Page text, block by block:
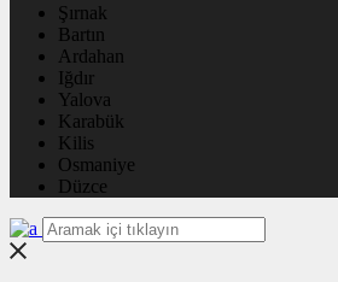
Şırnak
Bartın
Ardahan
Iğdır
Yalova
Karabük
Kilis
Osmaniye
Düzce